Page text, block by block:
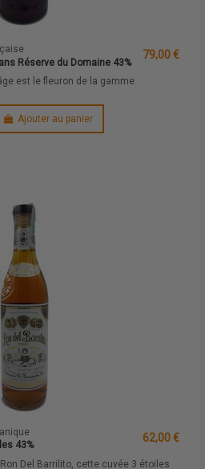
Réserve du Domaine 43%
79,00 €
est le fleuron de la gamme
Ajouter au panier
43%
62,00 €
Del Barrilito, cette cuvée 3 étoiles